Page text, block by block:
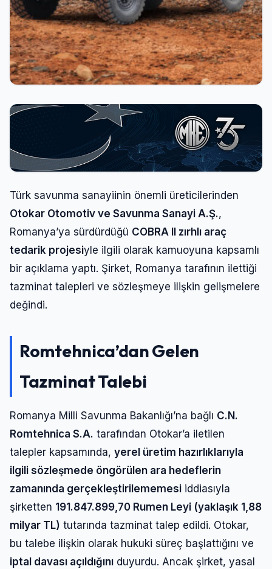
Türk savunma sanayiinin önemli üreticilerinden
Otokar Otomotiv ve Savunma Sanayi A.Ş.,
Romanya’ya sürdürdüğü COBRA II zırhlı araç
tedarik projesiyle ilgili olarak kamuoyuna kapsamlı
bir açıklama yaptı. Şirket, Romanya tarafının ilettiği
tazminat talepleri ve sözleşmeye ilişkin gelişmelere
değindi.
Romtehnica’dan Gelen
Tazminat Talebi
Romanya Milli Savunma Bakanlığı’na bağlı C.N.
Romtehnica S.A. tarafından Otokar’a iletilen
talepler kapsamında, yerel üretim hazırlıklarıyla
ilgili sözleşmede öngörülen ara hedeflerin
zamanında gerçekleştirilememesi iddiasıyla
şirketten 191.847.899,70 Rumen Leyi (yaklaşık 1,88
milyar TL) tutarında tazminat talep edildi. Otokar,
bu talebe ilişkin olarak hukuki süreç başlattığını ve
iptal davası açıldığını duyurdu. Ancak şirket, yasal